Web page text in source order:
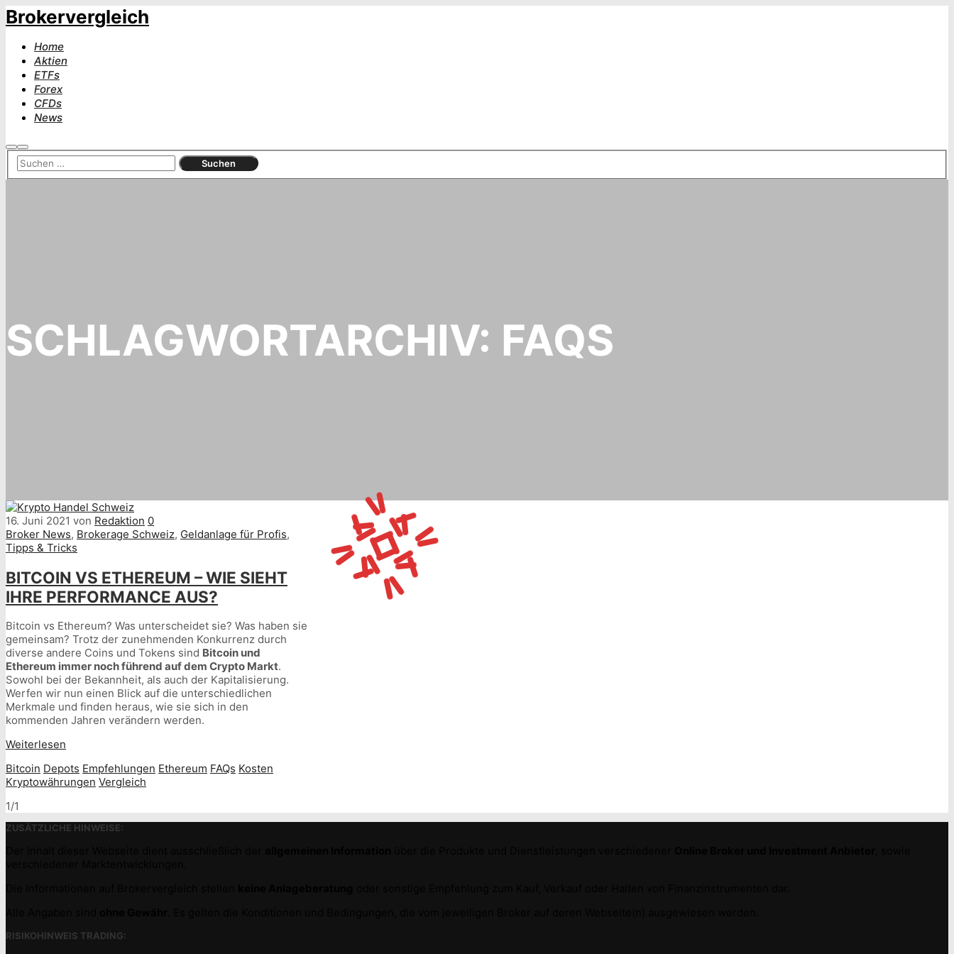
Brokervergleich
Home
Aktien
ETFs
Forex
CFDs
News
Suchen
Hauptmenü
SCHLAGWORTARCHIV: FAQS
16. Juni 2021 von Redaktion 0
Broker News, Brokerage Schweiz, Geldanlage für Profis,
Tipps & Tricks
BITCOIN VS ETHEREUM – WIE SIEHT
IHRE PERFORMANCE AUS?
Bitcoin vs Ethereum? Was unterscheidet sie? Was haben sie
gemeinsam? Trotz der zunehmenden Konkurrenz durch
diverse andere Coins und Tokens sind Bitcoin und
Ethereum immer noch führend auf dem Crypto Markt.
Sowohl bei der Bekannheit, als auch der Kapitalisierung.
Werfen wir nun einen Blick auf die unterschiedlichen
Merkmale und finden heraus, wie sie sich in den
kommenden Jahren verändern werden.
Weiterlesen
Bitcoin Depots Empfehlungen Ethereum FAQs Kosten
Kryptowährungen Vergleich
1/1
ZUSÄTZLICHE HINWEISE:
RISIKOHINWEIS TRADING: